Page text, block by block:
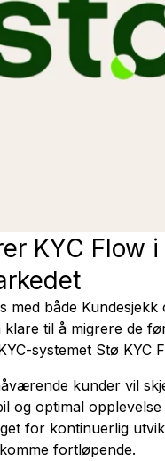
KYC Flow
med både Kundesjekk
klare til å migrere de
systemet Stø KYC
kunder vil
og optimal opplevelse
for kontinuerlig
fortløpende.